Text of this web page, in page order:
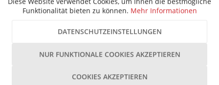
Das ToniTec Schraubenset KL-FO 2 ist ein speziell
zusammengestelltes Set zur Befestigung von...mehr
Funktionalität bieten zu können. Mehr Informationen
DATENSCHUTZEINSTELLUNGEN
NUR FUNKTIONALE COOKIES AKZEPTIEREN
COOKIES AKZEPTIEREN